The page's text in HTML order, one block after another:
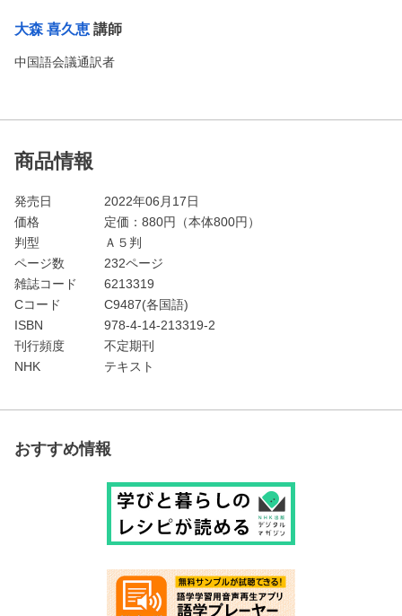
大森 喜久恵 講師
中国語会議通訳者
商品情報
発売日
2022年06月17日
価格
定価： 880円（本体800円）
判型
Ａ５判
ページ数
232ページ
雑誌コード
6213319
Cコード
C9487(各国語)
ISBN
978-4-14-213319-2
刊行頻度
不定期刊
NHK
テキスト
おすすめ情報